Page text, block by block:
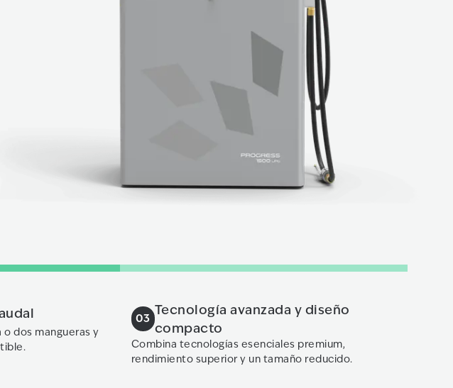
o dos mangueras y
03
Tecnología avanzada y diseño
compacto
Combina tecnologías esenciales premium,
rendimiento superior y un tamaño reducido.